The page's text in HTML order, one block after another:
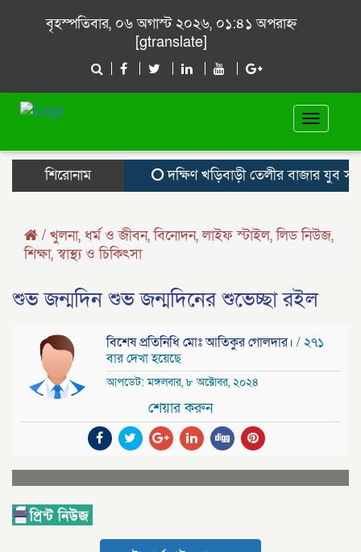
বৃহস্পতিবার, ০৬ অগাস্ট ২০২৬, ০১:৪১ অপরাহ্ন
[gtranslate]
Toggle
শিরোনাম
দক্ষিণ খড়িবাড়ী তেলীর বাজার যুব
/ খুলনা, ধর্ম ও জীবন,বিনোদন,লাইফ স্টাইল,লিড নিউজ,
শিক্ষা,স্বাস্থ্য ও চিকিৎসা
শুভ জন্মদিন শুভ জন্মদিনের শুভেচ্ছা রইল
বিশেষ প্রতিনিধি মোঃ আতিকুর গোলদার। / ২৭১
বার দেখা হয়েছে
আপডেট: মঙ্গলবার, ৮ অক্টোবর, ২০২৪
শেয়ার করুন